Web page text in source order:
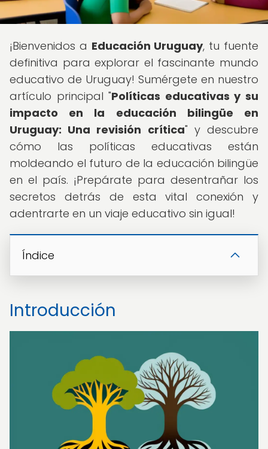
¡Bienvenidos a Educación Uruguay, tu fuente
definitiva para explorar el fascinante mundo
educativo de Uruguay! Sumérgete en nuestro
artículo principal "Políticas educativas y su
impacto en la educación bilingüe en
Uruguay: Una revisión crítica" y descubre
cómo las políticas educativas están
moldeando el futuro de la educación bilingüe
en el país. ¡Prepárate para desentrañar los
secretos detrás de esta vital conexión y
adentrarte en un viaje educativo sin igual!
Índice
Introducción